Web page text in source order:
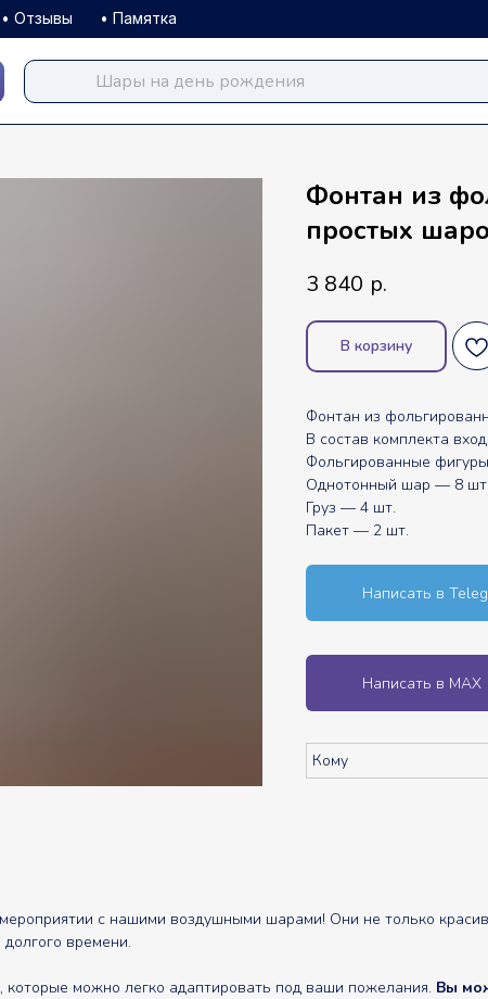
• Памятка
• Отзывы
balloondog.ruФонтан из
простых
3 840 р.
В корзину
Фонтан из
В состав комплекта
Фольгированные
Однотонный шар — 8 шт.
Груз — 4 шт.
Пакет — 2 шт.
Написать в
Написать в MAX
Кому
с нашими воздушными шарами! Они не только
времени.
можно легко адаптировать под ваши пожелания. Вы